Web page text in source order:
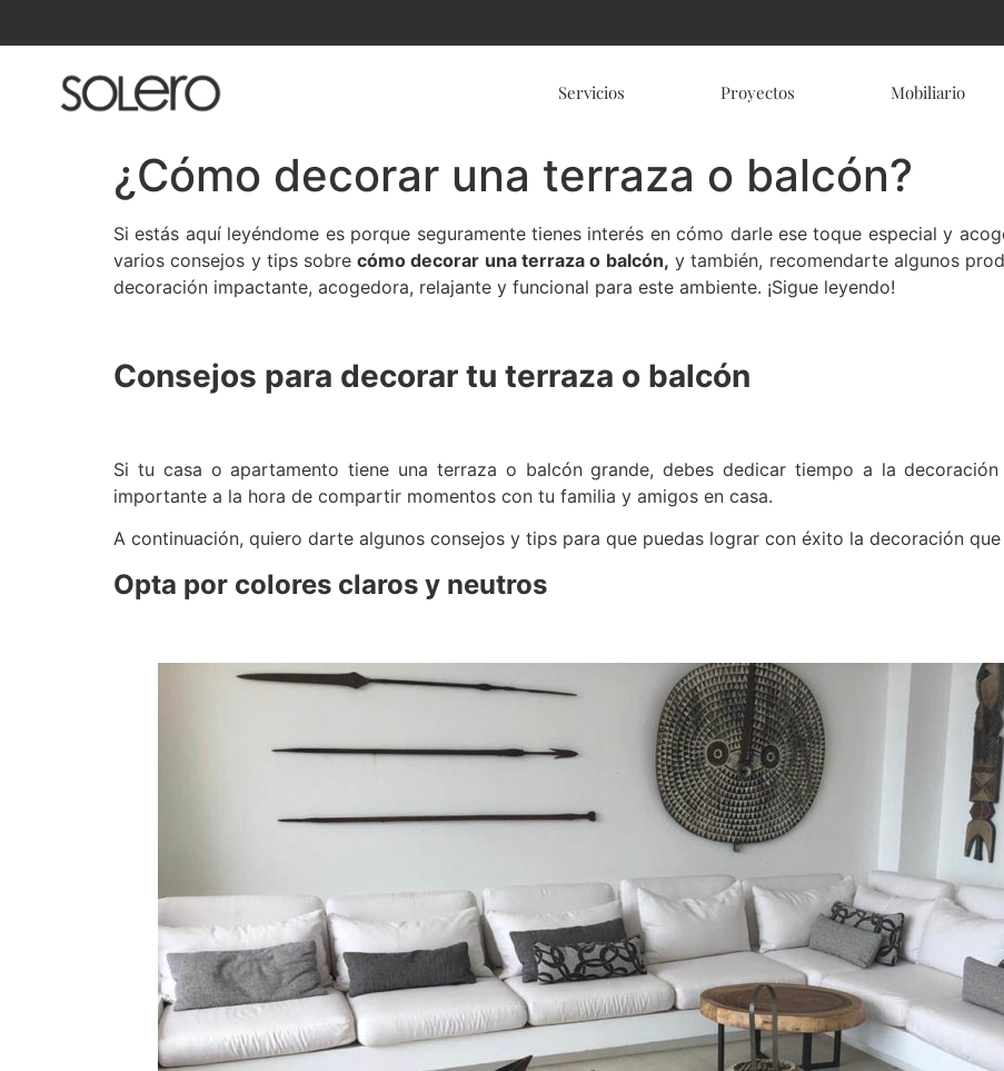
Servicios Proyectos Mobiliario
¿Cómo decorar una terraza o balcón?
Si estás aquí leyéndome es porque seguramente tienes interés en cómo darle ese toque especial y
varios consejos y tips sobre cómo decorar una terraza o balcón, y también, recomendarte algunos
decoración impactante, acogedora, relajante y funcional para este ambiente. ¡Sigue leyendo!
Consejos para decorar tu terraza o balcón
Si tu casa o apartamento tiene una terraza o balcón grande, debes dedicar tiempo a la
importante a la hora de compartir momentos con tu familia y amigos en casa.
A continuación, quiero darte algunos consejos y tips para que puedas lograr con éxito la decoración
Opta por colores claros y neutros